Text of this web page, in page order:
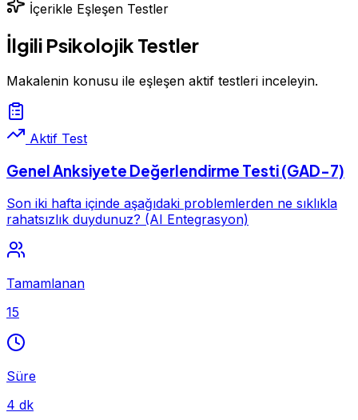
İçerikle Eşleşen Testler
İlgili Psikolojik Testler
Makalenin konusu ile eşleşen aktif testleri inceleyin.
Aktif Test
Genel Anksiyete Değerlendirme Testi (GAD-7)
Son iki hafta içinde aşağıdaki problemlerden ne sıklıkla
rahatsızlık duydunuz? (AI Entegrasyon)
Tamamlanan
15
Süre
4 dk